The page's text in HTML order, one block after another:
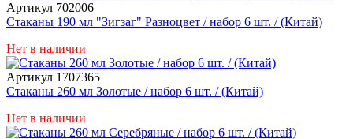
Артикул 702006
Стаканы 190 мл "Зигзаг" Разноцвет / набор 6 шт. / (Китай)
Нет в наличии
Артикул 1707365
Стаканы 260 мл Золотые / набор 6 шт. / (Китай)
Нет в наличии